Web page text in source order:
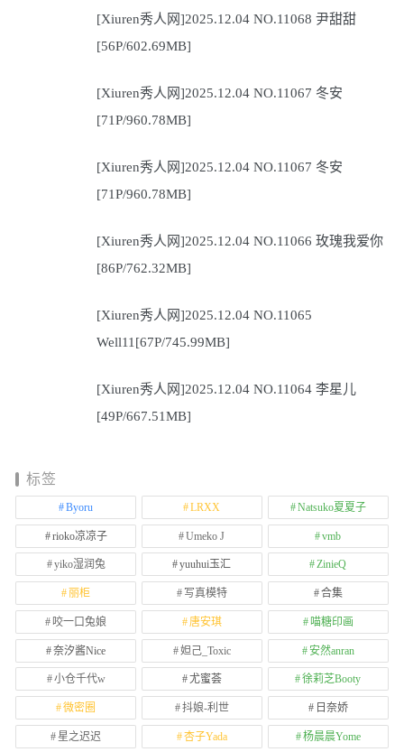
[Xiuren秀人网]2025.12.04 NO.11068 尹甜甜
[56P/602.69MB]
[Xiuren秀人网]2025.12.04 NO.11067 冬安
[71P/960.78MB]
[Xiuren秀人网]2025.12.04 NO.11067 冬安
[71P/960.78MB]
[Xiuren秀人网]2025.12.04 NO.11066 玫瑰我爱你
[86P/762.32MB]
[Xiuren秀人网]2025.12.04 NO.11065
Well11[67P/745.99MB]
[Xiuren秀人网]2025.12.04 NO.11064 李星儿
[49P/667.51MB]
标签
Byoru LRXX Natsuko夏夏子
rioko凉凉子 Umeko J vmb
yiko湿润兔 yuuhui玉汇 ZinieQ
丽柜 写真模特 合集
咬一口兔娘 唐安琪 喵糖印画
奈汐酱Nice 妲己_Toxic 安然anran
小仓千代w 尤蜜荟 徐莉芝Booty
微密圈 抖娘-利世 日奈娇
星之迟迟 杏子Yada 杨晨晨Yome